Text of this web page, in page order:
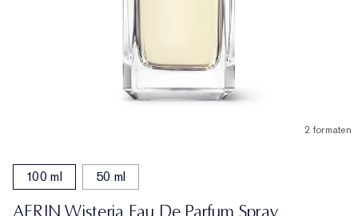
2 formaten
100 ml 50 ml
AERIN Wisteria Eau De Parfum Spray